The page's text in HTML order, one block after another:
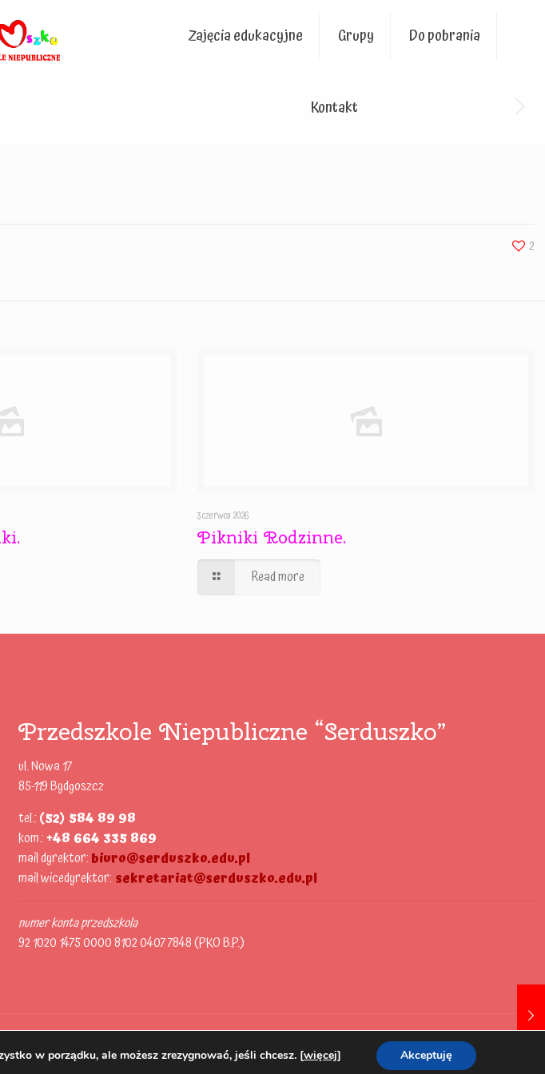
Zajęcia edukacyjne Grupy Do pobrania
Kontakt
2
3 czerwca 2026
Pikniki Rodzinne.
Read more
Przedszkole Niepubliczne “Serduszko”
ul. Nowa 17
85-119 Bydgoszcz
tel.:(52) 584 89 98
kom.:+48 664 335 869
mail dyrektor:biuro@serduszko.edu.pl
mail wicedyrektor: sekretariat@serduszko.edu.pl
numer konta przedszkola
92 1020 1475 0000 8102 0407 7848 (PKO B.P.)
w porządku, ale możesz zrezygnować, jeśli chcesz. [więcej] Akceptuję